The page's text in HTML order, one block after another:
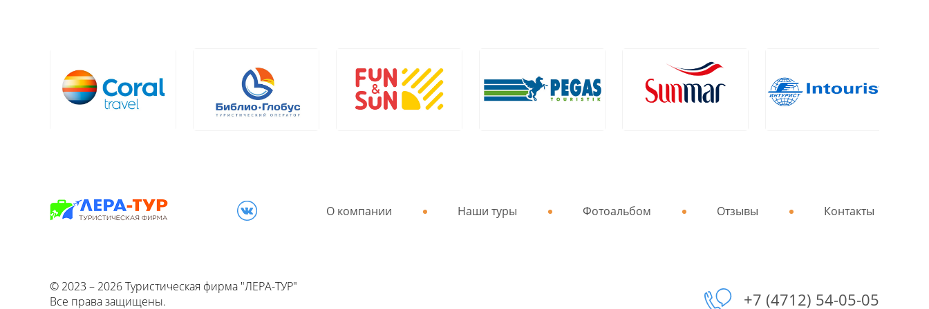
О компании Наши туры Фотоальбом Отзывы Контакты
© 2023 – 2026 Туриcтическая фирма "ЛЕРА-ТУР"
Все права защищены.
+7 (4712) 54-05-05